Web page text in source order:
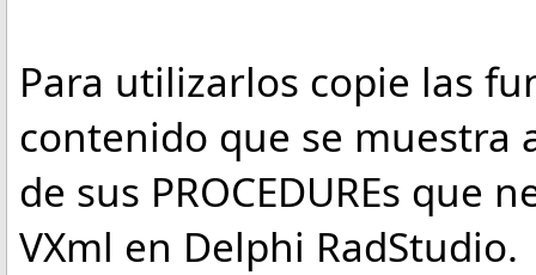
Para utilizarlos copie las
contenido que se muestra
de sus PROCEDUREs que
VXml en Delphi RadStudio.